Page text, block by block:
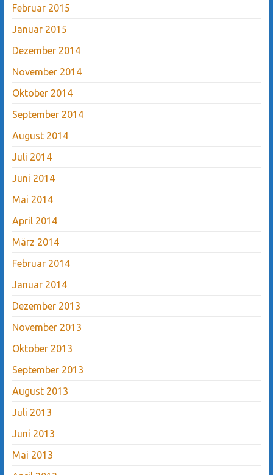
Februar 2015
Januar 2015
Dezember 2014
November 2014
Oktober 2014
September 2014
August 2014
Juli 2014
Juni 2014
Mai 2014
April 2014
März 2014
Februar 2014
Januar 2014
Dezember 2013
November 2013
Oktober 2013
September 2013
August 2013
Juli 2013
Juni 2013
Mai 2013